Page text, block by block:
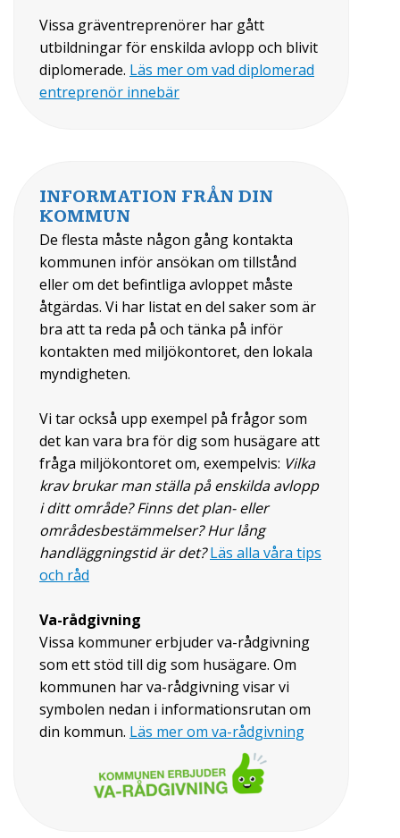
Vissa gräventreprenörer har gått
utbildningar för enskilda avlopp och blivit
diplomerade. Läs mer om vad diplomerad
entreprenör innebär
INFORMATION FRÅN DIN
KOMMUN
De flesta måste någon gång kontakta
kommunen inför ansökan om tillstånd
eller om det befintliga avloppet måste
åtgärdas. Vi har listat en del saker som är
bra att ta reda på och tänka på inför
kontakten med miljökontoret, den lokala
myndigheten.
Vi tar också upp exempel på frågor som
det kan vara bra för dig som husägare att
fråga miljökontoret om, exempelvis: Vilka
krav brukar man ställa på enskilda avlopp
i ditt område? Finns det plan- eller
områdesbestämmelser? Hur lång
handläggningstid är det?Läs alla våra tips
och råd
Va-rådgivning
Vissa kommuner erbjuder va-rådgivning
som ett stöd till dig som husägare. Om
kommunen har va-rådgivning visar vi
symbolen nedan i informationsrutan om
din kommun. Läs mer om va-rådgivning